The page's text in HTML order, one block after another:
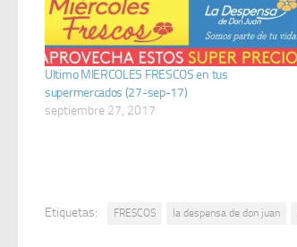
Ultimo MIERCOLES FRESCOS en tus
supermercados (27-sep-17)
septiembre 27, 2017
Etiquetas: FRESCOS la despensa de don juan